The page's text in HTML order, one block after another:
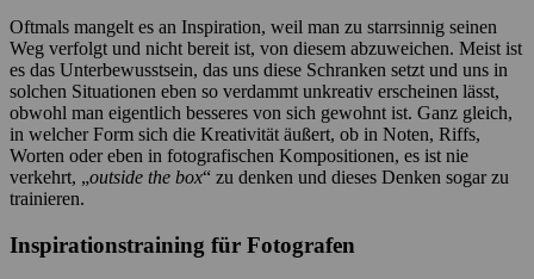
Oftmals mangelt es an Inspiration, weil man zu starrsinnig seinen
Weg verfolgt und nicht bereit ist, von diesem abzuweichen. Meist ist
es das Unterbewusstsein, das uns diese Schranken setzt und uns in
solchen Situationen eben so verdammt unkreativ erscheinen lässt,
obwohl man eigentlich besseres von sich gewohnt ist. Ganz gleich,
in welcher Form sich die Kreativität äußert, ob in Noten, Riffs,
Worten oder eben in fotografischen Kompositionen, es ist nie
verkehrt, „outside the box“ zu denken und dieses Denken sogar zu
trainieren.
Inspirationstraining für Fotografen